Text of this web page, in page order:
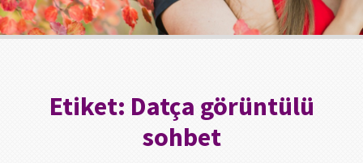
Etiket: Datça görüntülü
sohbet